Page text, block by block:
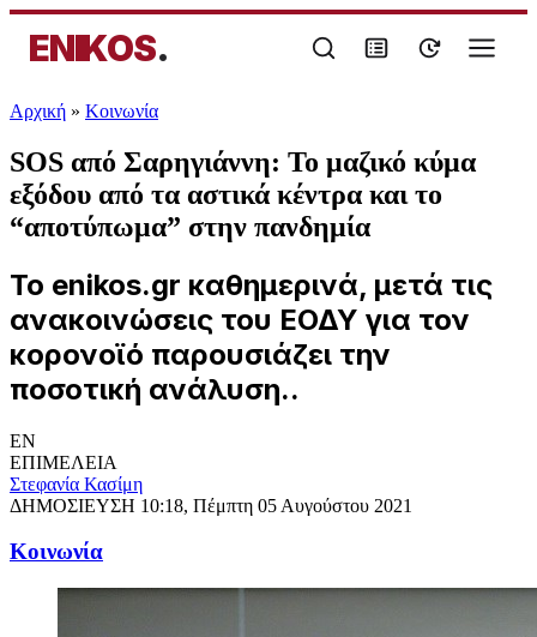
ENIKOS.
Αρχική » Κοινωνία
SOS από Σαρηγιάννη: Το μαζικό κύμα
εξόδου από τα αστικά κέντρα και το
“αποτύπωμα” στην πανδημία
Το enikos.gr καθημερινά, μετά τις
ανακοινώσεις του ΕΟΔΥ για τον
κορονοϊό παρουσιάζει την
ποσοτική ανάλυση..
EN
ΕΠΙΜΕΛΕΙΑ
Στεφανία Κασίμη
ΔΗΜΟΣΙΕΥΣΗ 10:18, Πέμπτη 05 Αυγούστου 2021
Κοινωνία